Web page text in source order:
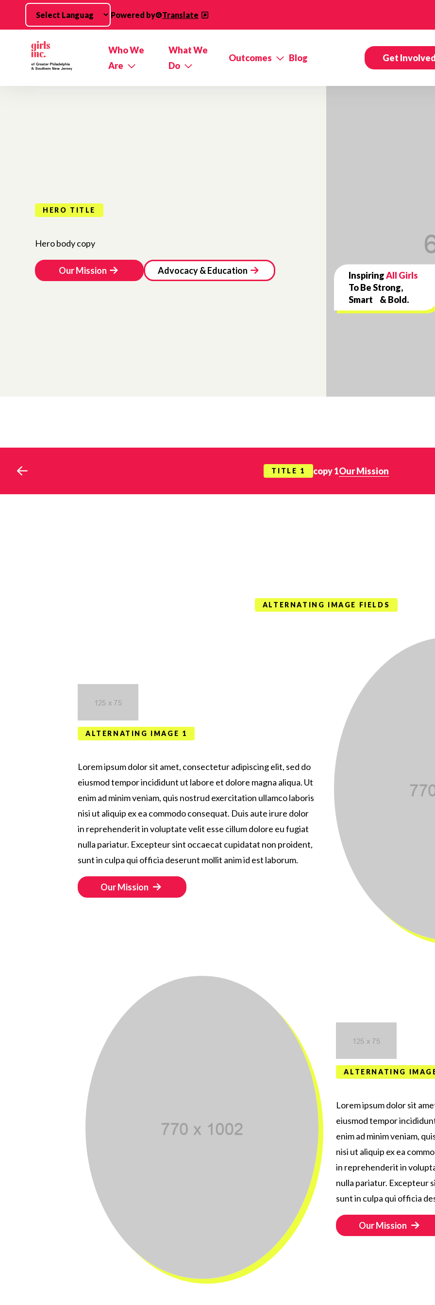
Skip to main content
Powered by Translate
Who We
Are
What We
Do
Outcomes Blog Get
HERO TITLE
Hero body copy
Our Mission Advocacy & Education InspiringAll Girls
To Be Strong,
Smart & Bold.
TITLE 1 copy 1Our Mission
ALTERNATING IMAGE FIELDS
ALTERNATING IMAGE 1
Lorem ipsum dolor sit amet, consectetur adipiscing elit, sed do
eiusmod tempor incididunt ut labore et dolore magna aliqua. Ut
enim ad minim veniam, quis nostrud exercitation ullamco laboris
nisi ut aliquip ex ea commodo consequat. Duis aute irure dolor
in reprehenderit in voluptate velit esse cillum dolore eu fugiat
nulla pariatur. Excepteur sint occaecat cupidatat non proident,
sunt in culpa qui officia deserunt mollit anim id est laborum.
Our Mission
ALTERNATING
Lorem ipsum dolor sit
eiusmod tempor
enim ad minim veniam,
nisi ut aliquip ex ea
in reprehenderit in
nulla pariatur. Excepteur
sunt in culpa qui officia
Our Mission